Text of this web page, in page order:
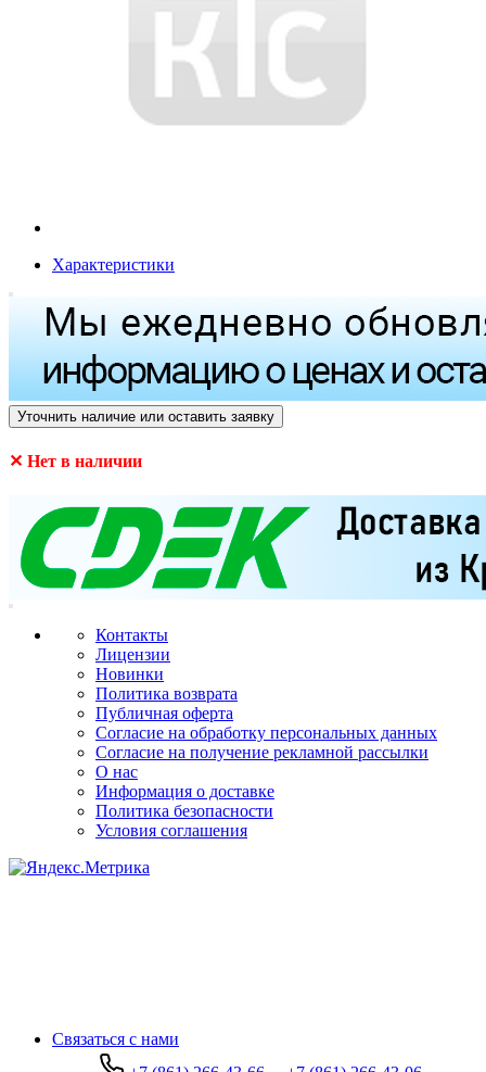
Характеристики
Уточнить наличие или оставить заявку
✕ Нет в наличии
Контакты
Лицензии
Новинки
Политика возврата
Публичная оферта
Согласие на обработку персональных данных
Согласие на получение рекламной рассылки
О нас
Информация о доставке
Политика безопасности
Условия соглашения
Связаться с нами